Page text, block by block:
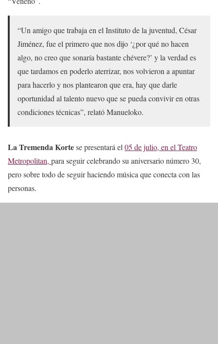
“Un amigo que trabaja en el Instituto de la juventud, César
Jiménez, fue el primero que nos dijo ‘¿por qué no hacen
algo, no creo que sonaría bastante chévere?’ y la verdad es
que tardamos en poderlo aterrizar, nos volvieron a apuntar
para hacerlo y nos plantearon que era, hay que darle
oportunidad al talento nuevo que se pueda convivir en otras
condiciones técnicas”, relató Manueloko.
La Tremenda Kortese presentará el 05 de julio, en el Teatro
Metropolitan, para seguir celebrando su aniversario número 30,
pero sobre todo de seguir haciendo música que conecta con las
personas.